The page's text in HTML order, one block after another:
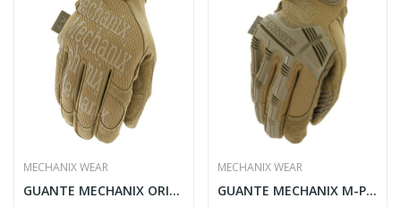
MECHANIX WEAR
GUANTE MECHANIX ORIGINAL TAN
MECHANIX WEAR
GUANTE MECHANIX M-PACT TAN